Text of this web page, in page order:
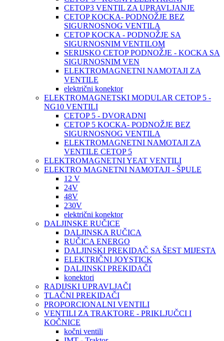
CETOP3 VENTIL ZA UPRAVLJANJE
CETOP KOCKA- PODNOŽJE BEZ
SIGURNOSNOG VENTILA
CETOP KOCKA - PODNOŽJE SA
SIGURNOSNIM VENTILOM
SERIJSKO CETOP PODNOŽJE - KOCKA SA
SIGURNOSNIM VEN
ELEKTROMAGNETNI NAMOTAJI ZA
VENTILE
električni konektor
ELEKTROMAGNETSKI MODULAR CETOP 5 -
NG10 VENTILI
CETOP 5 - DVORADNI
CETOP 5 KOCKA- PODNOŽJE BEZ
SIGURNOSNOG VENTILA
ELEKTROMAGNETNI NAMOTAJI ZA
VENTILE CETOP 5
ELEKTROMAGNETNI YEAT VENTILI
ELEKTRO MAGNETNI NAMOTAJI - ŠPULE
12 V
24V
48V
230V
električni konektor
DALJINSKE RUČICE
DALJINSKA RUČICA
RUČICA ENERGO
DALJINSKI PREKIDAČ SA ŠEST MIJESTA
ELEKTRIČNI JOYSTICK
DALJINSKI PREKIDAČI
konektori
RADIJSKI UPRAVLJAČI
TLAČNI PREKIDAČI
PROPORCIONALNI VENTILI
VENTILI ZA TRAKTORE - PRIKLJUČCI I
KOČNICE
kočni ventili